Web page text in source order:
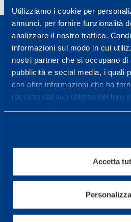
Utilizziamo i cookie per
annunci, per fornire funzionalità
analizzare il nostro traffico.
informazioni sul modo in cui
nostri partner che si occupano di
pubblicità e social media, i quali
con altre informazioni che ha
raccolto dal suo utilizzo dei loro
Accetta
Personalizza
Sport Service Mapei S.r.l. - Via
21057 Olgiate Olona (Varese)
Per prenotare una visita o
informazioni: telefonare allo +39
ORARI DI APERTURA
Da Lunedì al Venerdì